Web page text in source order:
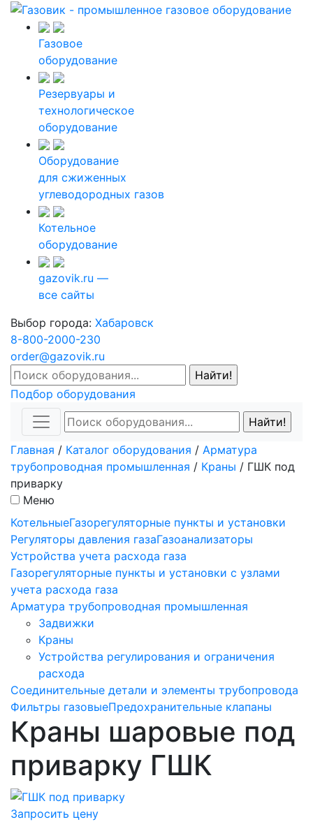
Газовое
оборудование
Резервуары и
технологическое
оборудование
Оборудование
для сжиженных
углеводородных газов
Котельное
оборудование
gazovik.ru —
все сайты
Выбор города: Хабаровск
8-800-2000-230
order@gazovik.ru
Подбор оборудования
Главная / Каталог оборудования / Арматура
трубопроводная промышленная / Краны / ГШК под
приварку
Меню
КотельныеГазорегуляторные пункты и установки
Регуляторы давления газаГазоанализаторы
Устройства учета расхода газа
Газорегуляторные пункты и установки с узлами
учета расхода газа
Арматура трубопроводная промышленная
Задвижки
Краны
Устройства регулирования и ограничения
расхода
Соединительные детали и элементы трубопровода
Фильтры газовыеПредохранительные клапаны
Краны шаровые под
приварку ГШК
Запросить цену